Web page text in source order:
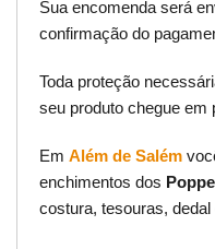
Sua encomenda será
confirmação do
Toda proteção
seu produto chegue em
Em Além de Salém
enchimentos dos
costura, tesouras,